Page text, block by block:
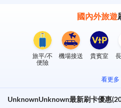
國內外旅遊
旅平/不
便險
機場接送 貴賓室
看更多
UnknownUnknown最新刷卡優惠